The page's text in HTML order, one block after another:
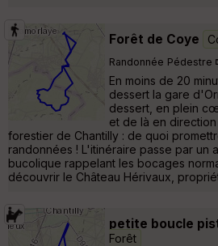
Forêt de Coye
Randonnée Pédestre
En moins de 20
dessert la gare
dessert, en plein
et de là en
forestier de Chantilly : de quoi
randonnées ! L'itinéraire passe par un
bucolique rappelant les bocages
découvrir le Château Hérivaux,
petite boucle
Forêt